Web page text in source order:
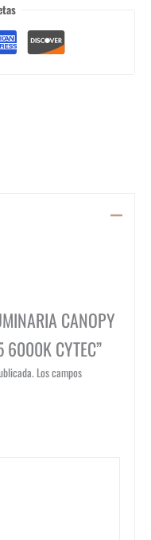
CANOPY
6000K CYTEC”
Los campos